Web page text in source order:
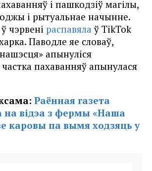
і пашкодзіў магілы,
і рытуальнае начынне.
чэрвені распавялаў TikTok
Паводле яе словаў,
апынуліся
пахаванняў апынулася
Раённая газета
на відэа з фермы «Наша
каровы па вымя ходзяць у